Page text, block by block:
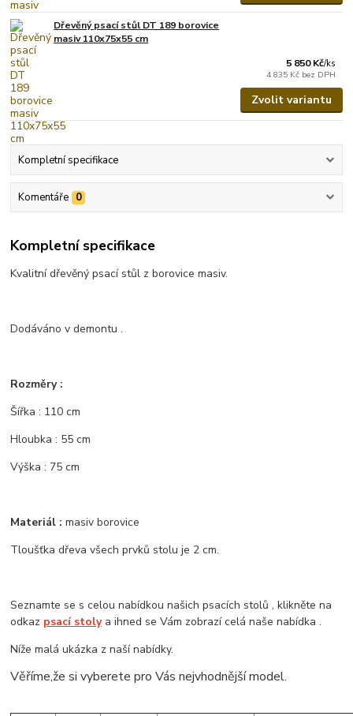
Dřevěný psací stůl DT 189 borovice
masiv 110x75x55 cm
5 850 Kč/ks
4 835 Kč bez DPH
Zvolit variantu
Kompletní specifikace
Komentáře 0
Kompletní specifikace
Kvalitní dřevěný psací stůl z borovice masiv.
Dodáváno v demontu .
Rozměry :
Šířka : 110 cm
Hloubka : 55 cm
Výška : 75 cm
Materiál : masiv borovice
Tloušťka dřeva všech prvků stolu je 2 cm.
Seznamte se s celou nabídkou našich psacích stolů , klikněte na
odkaz psací stolya ihned se Vám zobrazí celá naše nabídka .
Níže malá ukázka z naší nabídky.
Věříme,že si vyberete pro Vás nejvhodnější model.